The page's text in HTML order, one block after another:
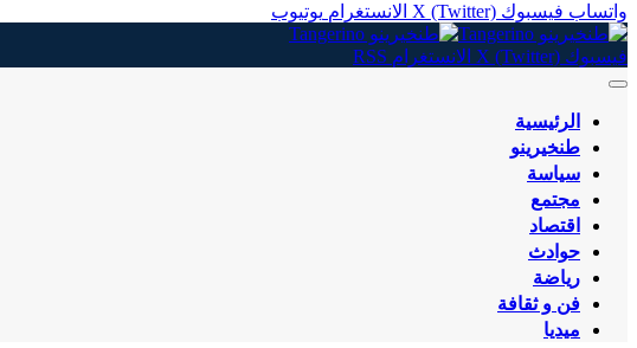
واتساب فيسبوك X (Twitter) الانستغرام يوتيوب
فيسبوك X (Twitter) الانستغرام RSS
الرئيسية
طنخيرينو
سياسة
مجتمع
اقتصاد
حوادث
رياضة
فن و ثقافة
ميديا